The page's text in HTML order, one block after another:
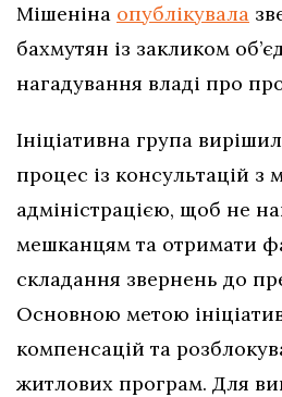
Мішеніна опублікувала
бахмутян із закликом
нагадування владі про
Ініціативна група
процес із консультацій з
адміністрацією, щоб не
мешканцям та отримати
складання звернень до
Основною метою
компенсацій та
житлових програм. Для